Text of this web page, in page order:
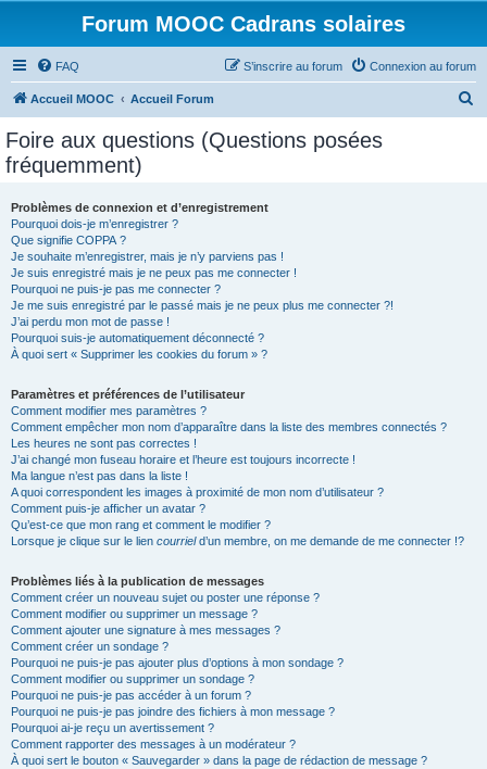
Forum MOOC Cadrans solaires
FAQ Connexion au forum
S’inscrire au forum
Accueil MOOC Accueil Forum
Foire aux questions (Questions posées
fréquemment)
Problèmes de connexion et d’enregistrement
Pourquoi dois-je m’enregistrer ?
Que signifie COPPA ?
Je souhaite m’enregistrer, mais je n’y parviens pas !
Je suis enregistré mais je ne peux pas me connecter !
Pourquoi ne puis-je pas me connecter ?
Je me suis enregistré par le passé mais je ne peux plus me connecter ?!
J’ai perdu mon mot de passe !
Pourquoi suis-je automatiquement déconnecté ?
À quoi sert « Supprimer les cookies du forum » ?
Paramètres et préférences de l’utilisateur
Comment modifier mes paramètres ?
Comment empêcher mon nom d’apparaître dans la liste des membres connectés ?
Les heures ne sont pas correctes !
J’ai changé mon fuseau horaire et l’heure est toujours incorrecte !
Ma langue n’est pas dans la liste !
A quoi correspondent les images à proximité de mon nom d’utilisateur ?
Comment puis-je afficher un avatar ?
Qu’est-ce que mon rang et comment le modifier ?
Lorsque je clique sur le lien courrield’un membre, on me demande de me connecter !?
Problèmes liés à la publication de messages
Comment créer un nouveau sujet ou poster une réponse ?
Comment modifier ou supprimer un message ?
Comment ajouter une signature à mes messages ?
Comment créer un sondage ?
Pourquoi ne puis-je pas ajouter plus d’options à mon sondage ?
Comment modifier ou supprimer un sondage ?
Pourquoi ne puis-je pas accéder à un forum ?
Pourquoi ne puis-je pas joindre des fichiers à mon message ?
Pourquoi ai-je reçu un avertissement ?
Comment rapporter des messages à un modérateur ?
À quoi sert le bouton « Sauvegarder » dans la page de rédaction de message ?